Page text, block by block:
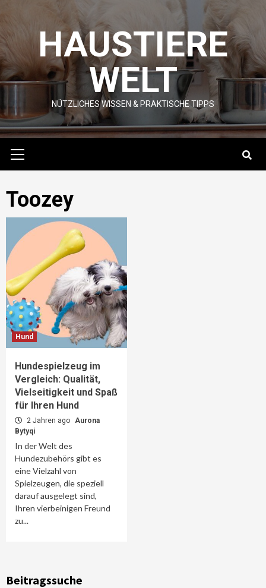
content HAUSTIERE
WELT
NÜTZLICHES WISSEN & PRAKTISCHE TIPPS
Menu
Toozey
Hund
Hundespielzeug im
Vergleich: Qualität,
Vielseitigkeit und Spaß
für Ihren Hund
2 Jahren ago Aurona
Bytyqi
In der Welt des
Hundezubehörs gibt es
eine Vielzahl von
Spielzeugen, die speziell
darauf ausgelegt sind,
Ihren vierbeinigen Freund
zu...
Beitragssuche